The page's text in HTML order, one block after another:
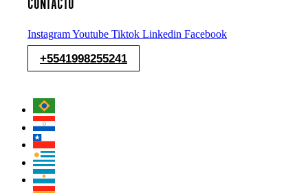
CONTACTO
InstagramYoutube Tiktok Linkedin Facebook
+5541998255241